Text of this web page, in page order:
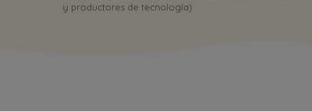
y productores de tecnología)